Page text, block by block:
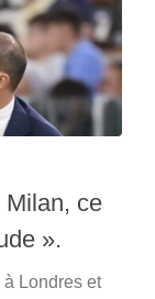
Milan, ce
».
à Londres et